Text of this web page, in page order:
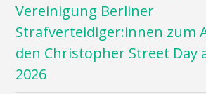
Vereinigung Berliner
Strafverteidiger:innen zum
den Christopher Street Day
2026